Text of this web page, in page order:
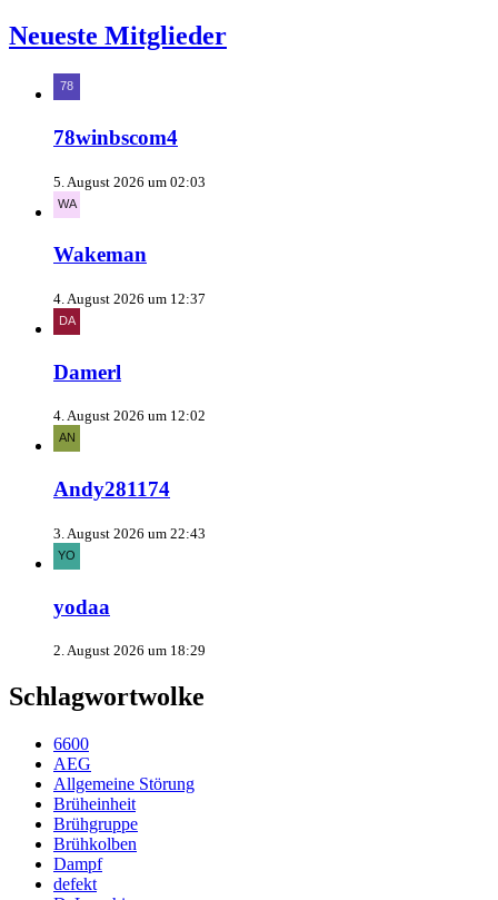
Neueste Mitglieder
78winbscom4
5. August 2026 um 02:03
Wakeman
4. August 2026 um 12:37
Damerl
4. August 2026 um 12:02
Andy281174
3. August 2026 um 22:43
yodaa
2. August 2026 um 18:29
Schlagwortwolke
6600
AEG
Allgemeine Störung
Brüheinheit
Brühgruppe
Brühkolben
Dampf
defekt